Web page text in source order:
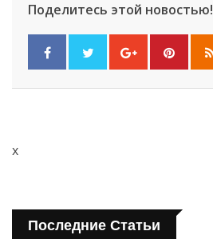
Поделитесь этой новостью!
x
Последние Статьи